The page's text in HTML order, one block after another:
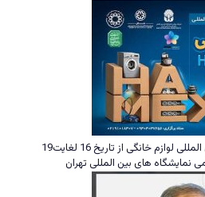
بیست و ششمین نمایشگاه بین المللی لوازم خانگی از تاریخ 16 لغایت19